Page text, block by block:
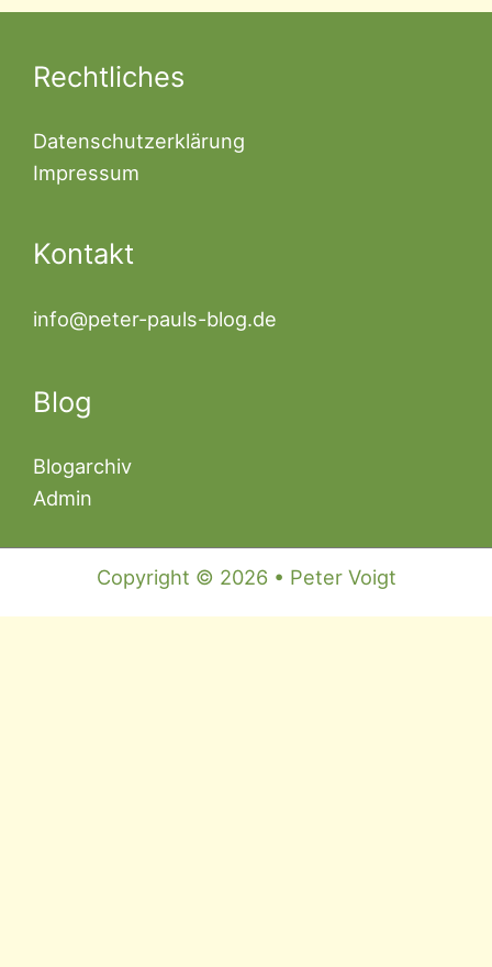
Rechtliches
Datenschutzerklärung
Impressum
Kontakt
info@peter-pauls-blog.de
Blog
Blogarchiv
Admin
Copyright © 2026 • Peter Voigt